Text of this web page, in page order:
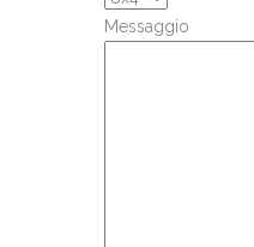
Messaggio